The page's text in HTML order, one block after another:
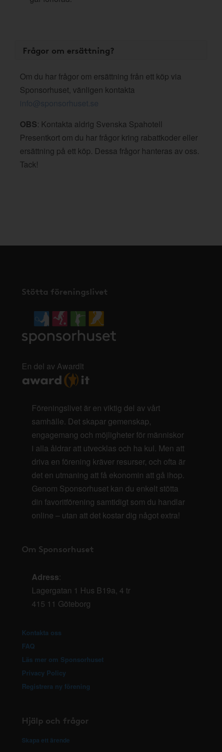
Frågor om ersättning?
Om du har frågor om ersättning från ett köp via
Sponsorhuset, vänligen kontakta
info@sponsorhuset.se
OBS: Kontakta aldrig Svenska Spahotell
Presentkort om du har frågor kring rabattkoder eller
ersättning på ett köp. Dessa frågor hanteras av oss.
Tack!
Stötta föreningslivet
En del av AwardIt
Föreningslivet är en viktig del av vårt
samhälle. Det skapar gemenskap,
engagemang och möjligheter för människor
i alla åldrar att utvecklas och ha kul. Men att
driva en förening kräver resurser, och ofta är
det en utmaning att få ekonomin att gå ihop.
Genom Sponsorhuset kan du enkelt stötta
din favoritförening samtidigt som du handlar
online – utan att det kostar dig något extra!
Om Sponsorhuset
Adress:
Lagergatan 1 Hus B19a, 4 tr
415 11 Göteborg
Kontakta oss
FAQ
Läs mer om Sponsorhuset
Privacy Policy
Registrera ny förening
Hjälp och frågor
Skapa ett ärende